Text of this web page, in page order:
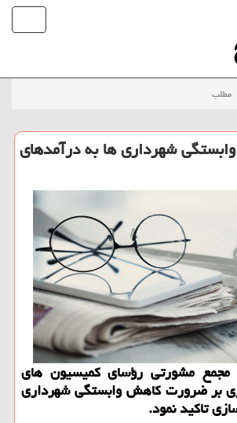
مطلب
شهرداری ها به درآمدهای
مشورتی رؤسای كمیسیون های
بر ضرورت كاهش وابستگی شهرداری
تاكید نمود.